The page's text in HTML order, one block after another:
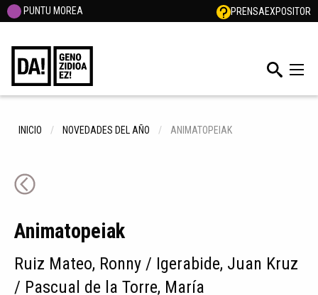
PUNTU MOREA PRENSAEXPOSITOR
INICIO NOVEDADES DEL AÑO ANIMATOPEIAK
Animatopeiak
Ruiz Mateo, Ronny / Igerabide, Juan Kruz
/ Pascual de la Torre, María